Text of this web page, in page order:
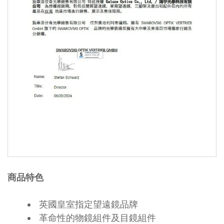
商品特色
英國皇室指定望遠鏡品牌
革命性的物鏡組件及目鏡組件